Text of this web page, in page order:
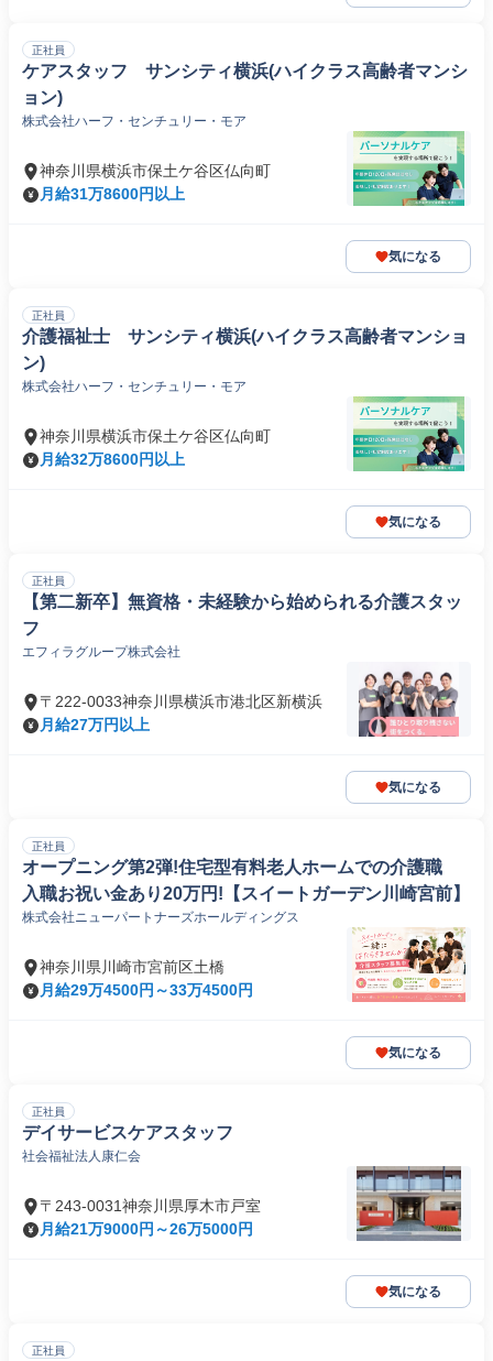
正社員
ケアスタッフ サンシティ横浜(ハイクラス高齢者マンシ
ョン)
株式会社ハーフ・センチュリー・モア
神奈川県横浜市保土ケ谷区仏向町
月給31万8600円以上
気になる
正社員
介護福祉士 サンシティ横浜(ハイクラス高齢者マンショ
ン)
株式会社ハーフ・センチュリー・モア
神奈川県横浜市保土ケ谷区仏向町
月給32万8600円以上
気になる
正社員
【第二新卒】無資格・未経験から始められる介護スタッ
フ
エフィラグループ株式会社
〒222-0033神奈川県横浜市港北区新横浜
月給27万円以上
気になる
正社員
オープニング第2弾!住宅型有料老人ホームでの介護職
入職お祝い金あり20万円!【スイートガーデン川崎宮前】
株式会社ニューパートナーズホールディングス
神奈川県川崎市宮前区土橋
月給29万4500円～33万4500円
気になる
正社員
デイサービスケアスタッフ
社会福祉法人康仁会
〒243-0031神奈川県厚木市戸室
月給21万9000円～26万5000円
気になる
正社員